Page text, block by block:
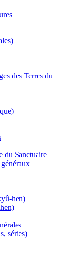
des Terres du
du Sanctuaire
hen)
séries)